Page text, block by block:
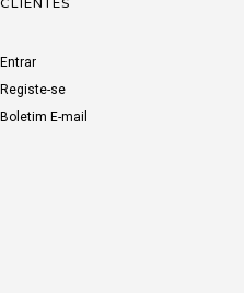
CLIENTES
Entrar
Registe-se
Boletim E-mail